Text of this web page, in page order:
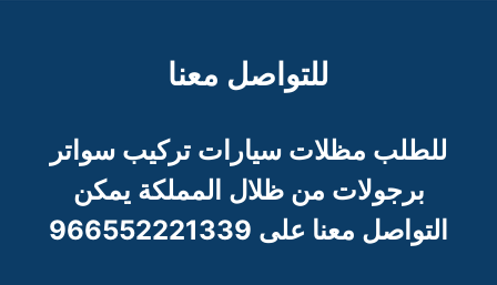
للتواصل معنا
للطلب مظلات سيارات تركيب سواتر
برجولات من ظلال المملكة يمكن
التواصل معنا على 966552221339